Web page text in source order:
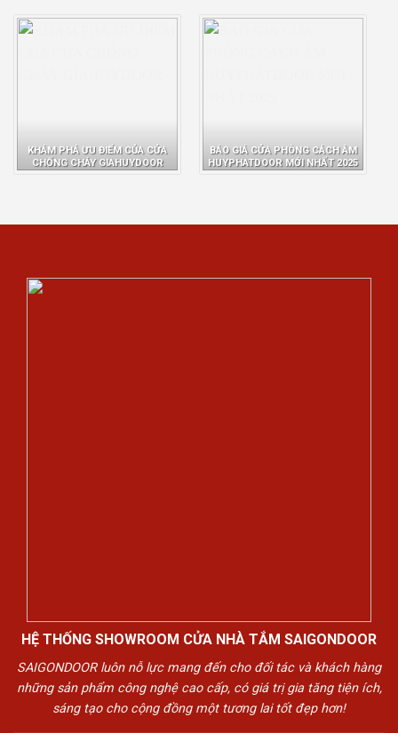
KHÁM PHÁ ƯU ĐIỂM CỦA CỬA
CHỐNG CHÁY GIAHUYDOOR
BÁO GIÁ CỬA PHÒNG CÁCH ÂM
HUYPHATDOOR MỚI NHẤT 2025
HỆ THỐNG SHOWROOM CỬA NHÀ TẮM SAIGONDOOR
SAIGONDOOR luôn nỗ lực mang đến cho đối tác và khách hàng
những sản phẩm công nghệ cao cấp, có giá trị gia tăng tiện ích,
sáng tạo cho cộng đồng một tương lai tốt đẹp hơn!